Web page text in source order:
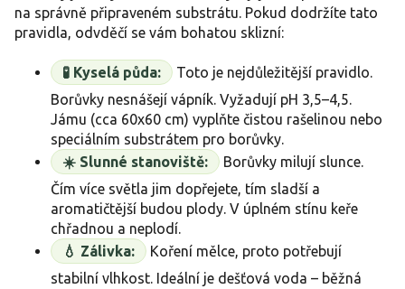
na správně připraveném substrátu. Pokud dodržíte tato
pravidla, odvděčí se vám bohatou sklizní:
🧪 Kyselá půda:
Toto je nejdůležitější pravidlo.
Borůvky nesnášejí vápník. Vyžadují pH 3,5–4,5.
Jámu (cca 60x60 cm) vyplňte čistou rašelinou nebo
speciálním substrátem pro borůvky.
☀️ Slunné stanoviště:
Borůvky milují slunce.
Čím více světla jim dopřejete, tím sladší a
aromatičtější budou plody. V úplném stínu keře
chřadnou a neplodí.
💧 Zálivka:
Koření mělce, proto potřebují
stabilní vlhkost. Ideální je dešťová voda – běžná